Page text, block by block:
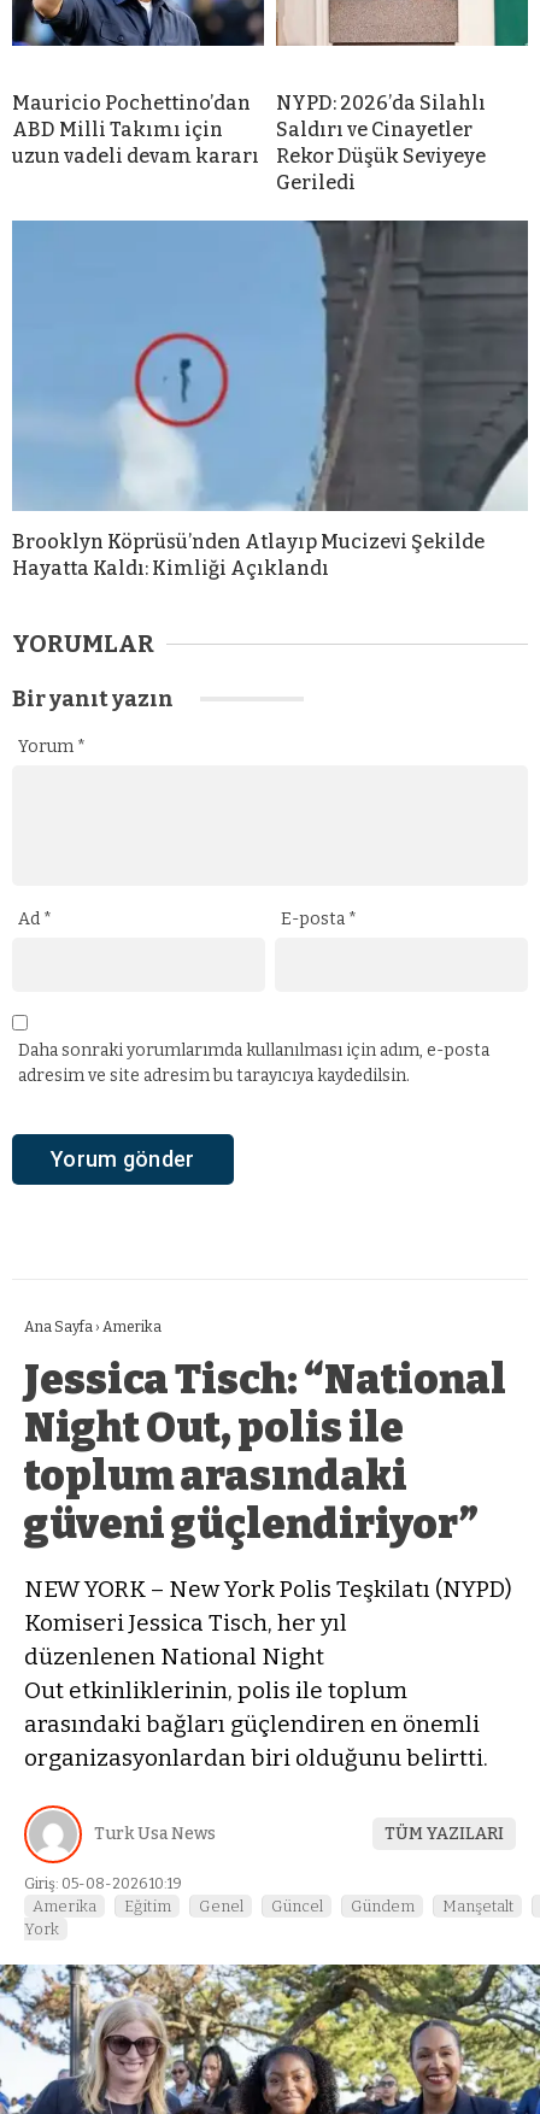
Mauricio Pochettino’dan
ABD Milli Takımı için
uzun vadeli devam kararı
NYPD: 2026’da Silahlı
Saldırı ve Cinayetler
Rekor Düşük Seviyeye
Geriledi
Brooklyn Köprüsü’nden Atlayıp Mucizevi Şekilde
Hayatta Kaldı: Kimliği Açıklandı
YORUMLAR
Bir yanıt yazın
Yorum *
Ad * E-posta *
Daha sonraki yorumlarımda kullanılması için adım, e-posta
adresim ve site adresim bu tarayıcıya kaydedilsin.
Ana Sayfa › Amerika
Jessica Tisch: “National
Night Out, polis ile
toplum arasındaki
güveni güçlendiriyor”
NEW YORK – New York Polis Teşkilatı (NYPD)
Komiseri Jessica Tisch, her yıl
düzenlenen National Night
Out etkinliklerinin, polis ile toplum
arasındaki bağları güçlendiren en önemli
organizasyonlardan biri olduğunu belirtti.
Turk Usa News TÜM YAZILARI
Giriş: 05-08-2026 10:19
Amerika Eğitim Genel Güncel Gündem
Manşetalt
York